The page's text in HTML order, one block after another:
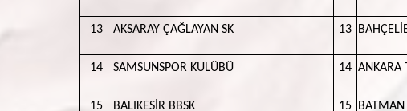
13 AKSARAY ÇAĞLAYAN SK 13
14 SAMSUNSPOR KULÜBÜ 14 ANKARA
15 BALIKESİR BBSK 15